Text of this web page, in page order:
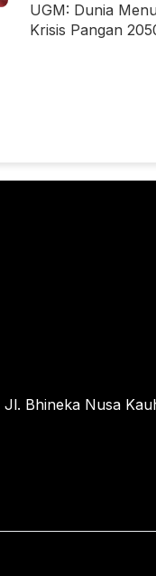
UGM: Dunia
Krisis Pangan
Jl. Bhineka Nusa